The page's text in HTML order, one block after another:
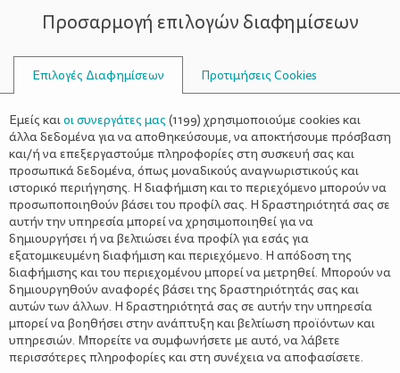
ΣΥΜΒΟΥΛΟΙ
ΓΝΏΣΕΙΣ
Προσαρμογή επιλογών διαφημίσεων
Επιλογές Διαφημίσεων Προτιμήσεις Cookies
Εμείς καιοι συνεργάτες μας (1199) χρησιμοποιούμε cookies και
άλλα δεδομένα για να αποθηκεύσουμε, να αποκτήσουμε πρόσβαση
και/ή να επεξεργαστούμε πληροφορίες στη συσκευή σας και
προσωπικά δεδομένα, όπως μοναδικούς αναγνωριστικούς και
ιστορικό περιήγησης. Η διαφήμιση και το περιεχόμενο μπορούν να
προσωποποιηθούν βάσει του προφίλ σας. Η δραστηριότητά σας σε
αυτήν την υπηρεσία μπορεί να χρησιμοποιηθεί για να
δημιουργήσει ή να βελτιώσει ένα προφίλ για εσάς για
εξατομικευμένη διαφήμιση και περιεχόμενο. Η απόδοση της
διαφήμισης και του περιεχομένου μπορεί να μετρηθεί. Μπορούν να
δημιουργηθούν αναφορές βάσει της δραστηριότητάς σας και
αυτών των άλλων. Η δραστηριότητά σας σε αυτήν την υπηρεσία
μπορεί να βοηθήσει στην ανάπτυξη και βελτίωση προϊόντων και
υπηρεσιών. Μπορείτε να συμφωνήσετε με αυτό, να λάβετε
περισσότερες πληροφορίες και στη συνέχεια να αποφασίσετε.